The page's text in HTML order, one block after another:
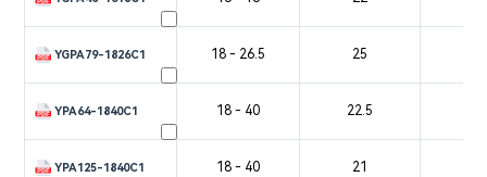
YGPA79-1826C1 18 - 26.5 25
YPA64-1840C1 18 - 40 22.5
YPA125-1840C1 18 - 40 21